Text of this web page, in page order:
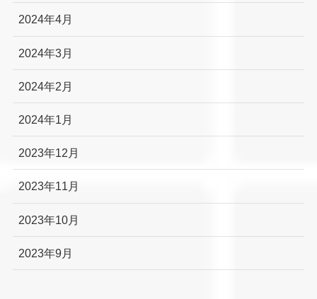
2024年4月
2024年3月
2024年2月
2024年1月
2023年12月
2023年11月
2023年10月
2023年9月